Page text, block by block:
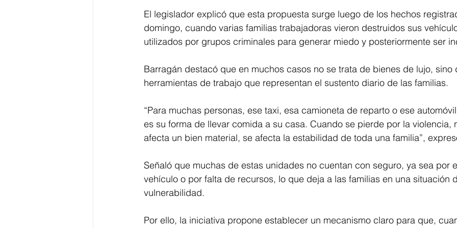
El legislador explicó que esta propuesta surge luego de los hechos
domingo, cuando varias familias trabajadoras vieron destruidos sus
utilizados por grupos criminales para generar miedo y posteriormente ser
Barragán destacó que en muchos casos no se trata de bienes de lujo,
herramientas de trabajo que representan el sustento diario de las familias.
“Para muchas personas, ese taxi, esa camioneta de reparto o ese
es su forma de llevar comida a su casa. Cuando se pierde por la violencia,
afecta un bien material, se afecta la estabilidad de toda una familia”,
Señaló que muchas de estas unidades no cuentan con seguro, ya sea por
vehículo o por falta de recursos, lo que deja a las familias en una situación
vulnerabilidad.
Por ello, la iniciativa propone establecer un mecanismo claro para que,